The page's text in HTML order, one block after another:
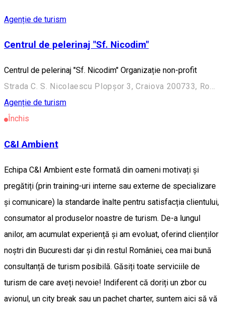
Agenție de turism
Centrul de pelerinaj "Sf. Nicodim"
Centrul de pelerinaj "Sf. Nicodim" Organizație non-profit
Strada C. S. Nicolaescu Plopșor 3, Craiova 200733, Romania
Agenție de turism
Închis
C&I Ambient
Echipa C&I Ambient este formată din oameni motivați și
pregătiți (prin training-uri interne sau externe de specializare
și comunicare) la standarde înalte pentru satisfacția clientului,
consumator al produselor noastre de turism. De-a lungul
anilor, am acumulat experiență și am evoluat, oferind clienților
noștri din Bucuresti dar și din restul României, cea mai bună
consultanță de turism posibilă. Găsiți toate serviciile de
turism de care aveți nevoie! Indiferent că doriți un zbor cu
avionul, un city break sau un pachet charter, suntem aici să vă